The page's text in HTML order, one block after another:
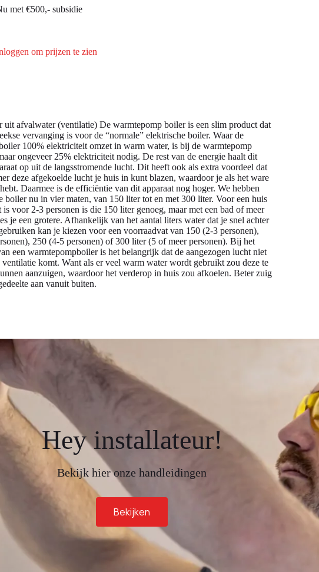
met €500,- subsidie
om prijzen te zien
uit afvalwater (ventilatie) De warmtepomp boiler is een slim product dat
vervanging is voor de “normale” elektrische boiler. Waar de
100% elektriciteit omzet in warm water, is bij de warmtepomp
ongeveer 25% elektriciteit nodig. De rest van de energie haalt dit
op uit de langsstromende lucht. Dit heeft ook als extra voordeel dat
deze afgekoelde lucht je huis in kunt blazen, waardoor je als het ware
Daarmee is de efficiëntie van dit apparaat nog hoger. We hebben
boiler nu in vier maten, van 150 liter tot en met 300 liter. Voor een huis
is voor 2-3 personen is die 150 liter genoeg, maar met een bad of meer
je een grotere. Afhankelijk van het aantal liters water dat je snel achter
kan je kiezen voor een voorraadvat van 150 (2-3 personen),
250 (4-5 personen) of 300 liter (5 of meer personen). Bij het
een warmtepompboiler is het belangrijk dat de aangezogen lucht niet
komt. Want als er veel warm water wordt gebruikt zou deze te
aanzuigen, waardoor het verderop in huis zou afkoelen. Beter zuig
aan vanuit buiten.
Hey installateur!
Bekijk hier onze handleidingen
Bekijken